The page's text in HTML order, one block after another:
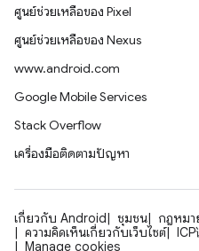
ศูนย์ช่วยเหลือของ Pixel
ศูนย์ช่วยเหลือของ Nexus
www.android.com
Google Mobile Services
Stack Overflow
เครื่องมือติดตามปัญหา
เกี่ยวกับ Android ชุมชน กฎหมา
ความคิดเห็นเกี่ยวกับเว็บไซต์
Manage cookies